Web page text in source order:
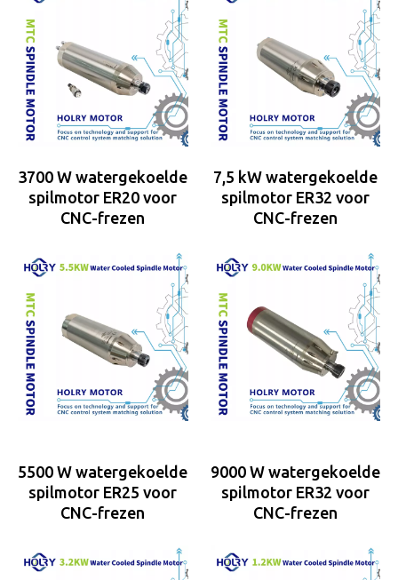
3700 W watergekoelde
spilmotor ER20 voor
CNC-frezen
7,5 kW watergekoelde
spilmotor ER32 voor
CNC-frezen
5500 W watergekoelde
spilmotor ER25 voor
CNC-frezen
9000 W watergekoelde
spilmotor ER32 voor
CNC-frezen